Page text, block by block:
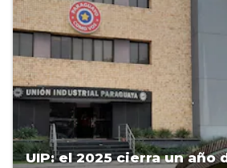
UIP: el 2025 cierra un año